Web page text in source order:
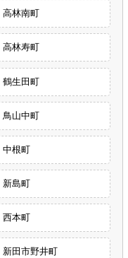
高林南町
高林寿町
鶴生田町
鳥山中町
中根町
新島町
西本町
新田市野井町